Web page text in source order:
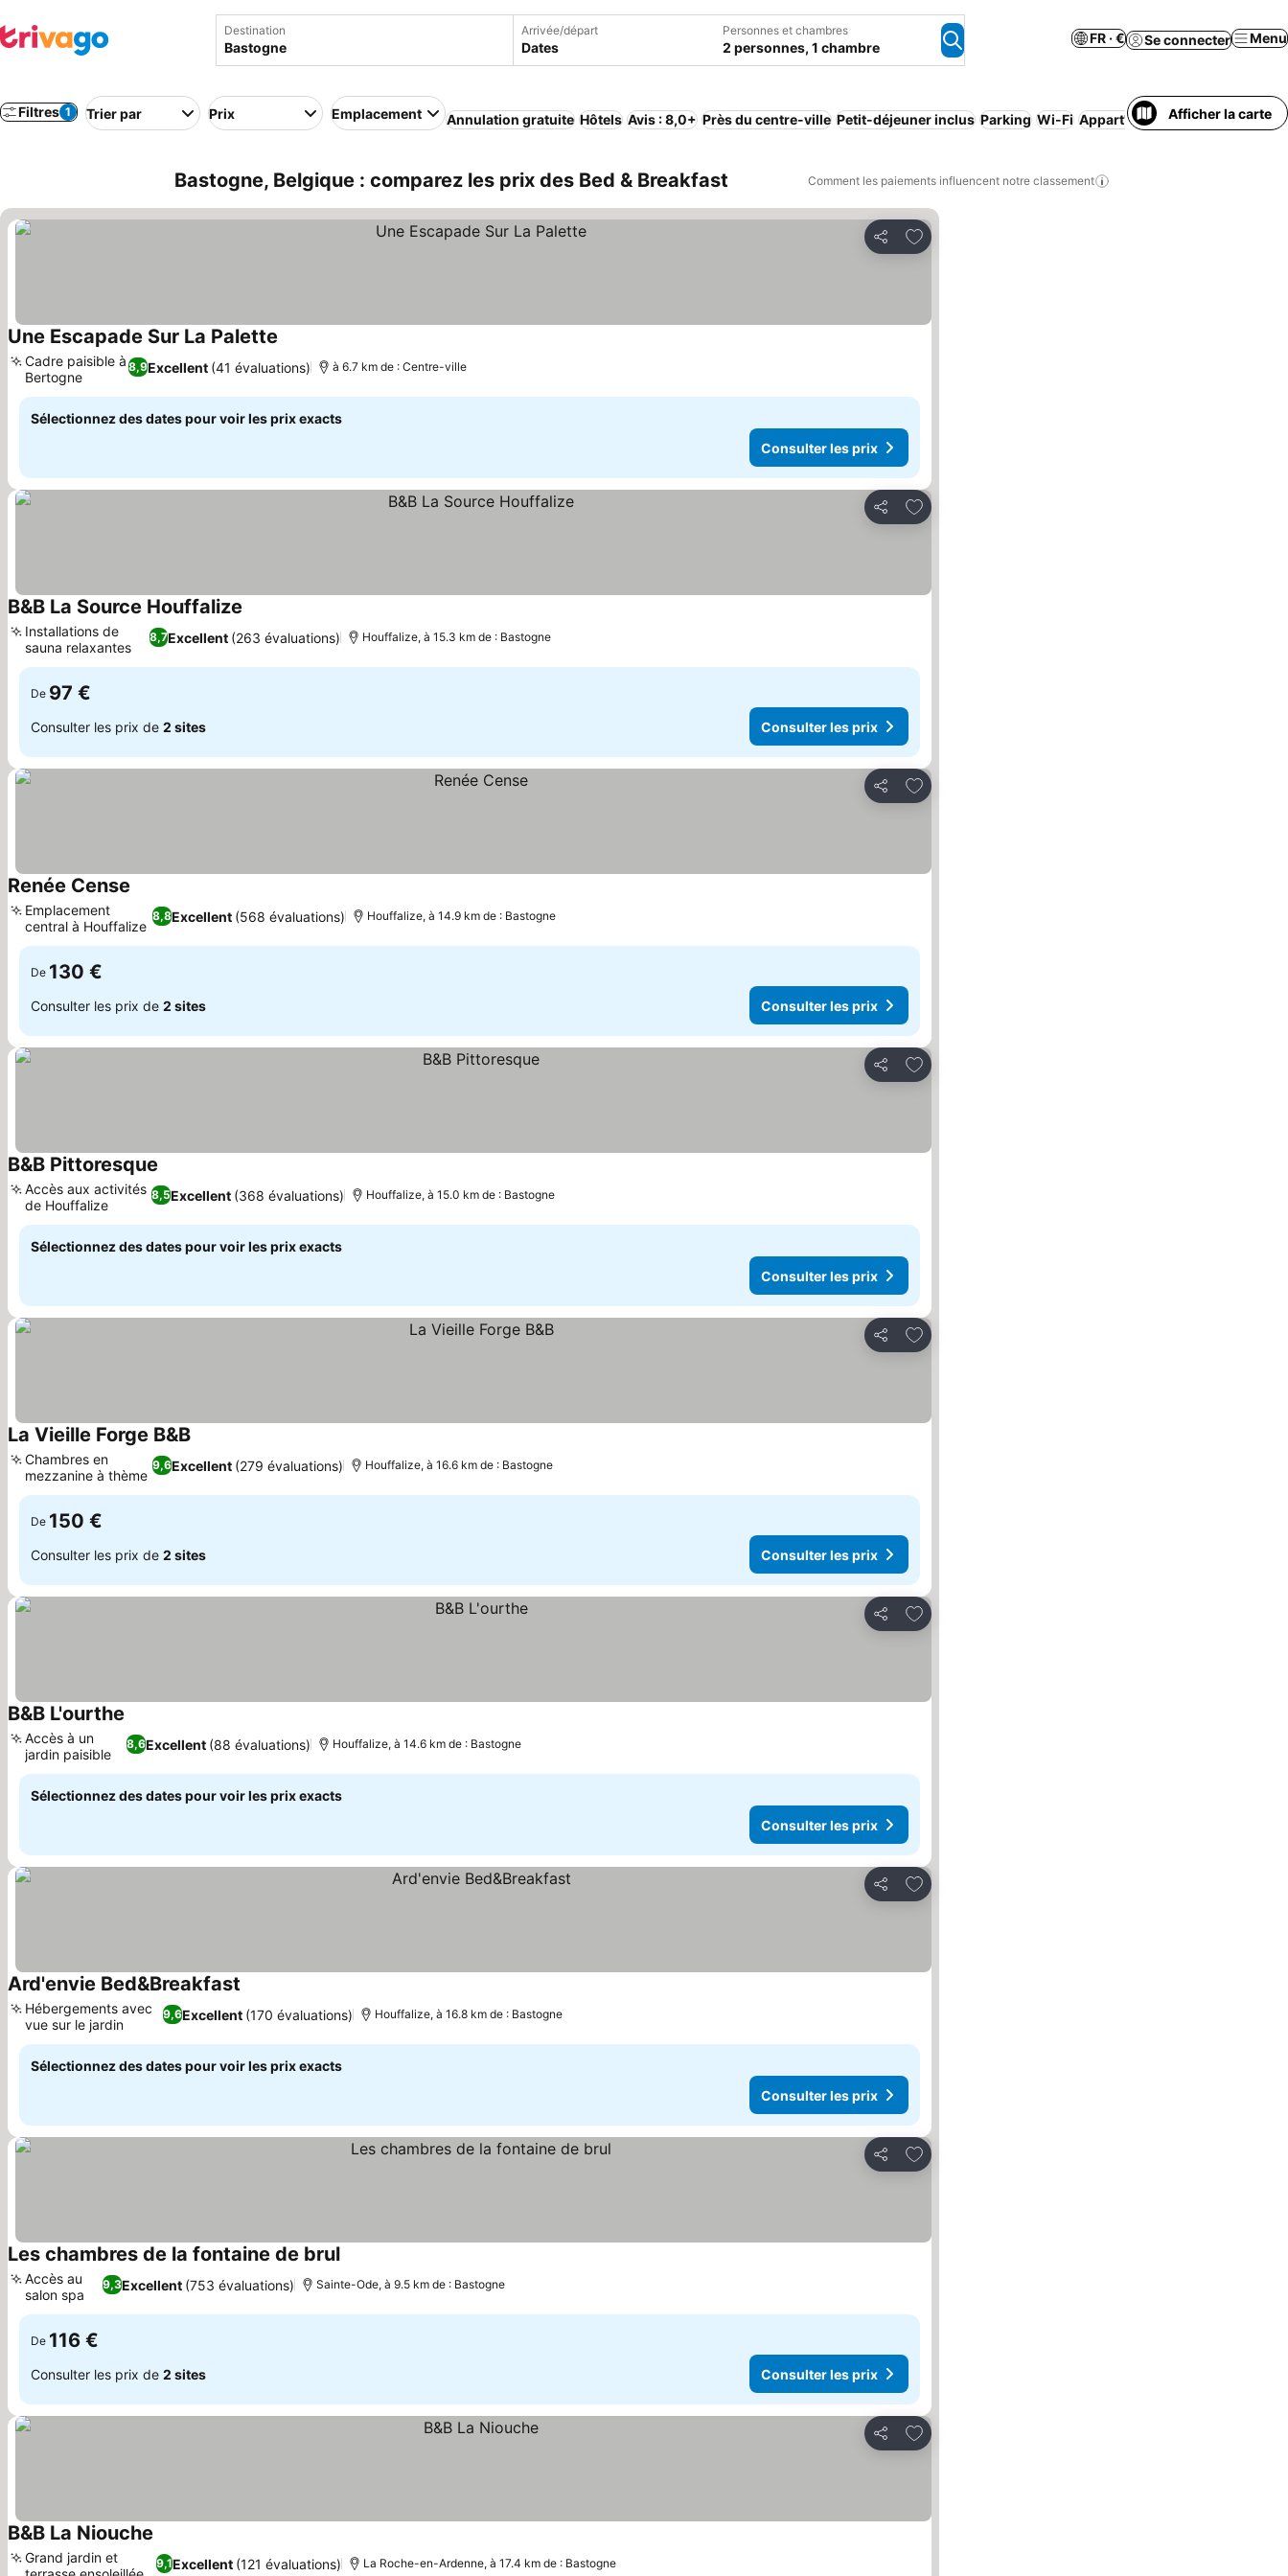
Destination Arrivée/départ
Dates
Personnes et chambres
2 personnes, 1 chambre
FR · € Se connecter Menu
Filtres 1 Trier par Prix Emplacement Annulation gratuite Hôtels Avis : 8,0+ Près du centre-ville Petit-déjeuner inclus Parking Wi-Fi Appart'hôtel Piscine Resort
Afficher la carte
Bastogne, Belgique : comparez les prix des Bed & Breakfast Comment les paiements influencent notre classement
Partager
Ajouter à mes favoris
Une Escapade Sur La Palette
8,9Excellent (41 évaluations)
Cadre paisible à
Bertogne
à 6.7 km de : Centre-ville
Sélectionnez des dates pour voir les prix exacts
Consulter les prix
Partager
Ajouter à mes favoris
B&B La Source Houffalize
8,7Excellent (263 évaluations)
Installations de
sauna relaxantes
Houffalize, à 15.3 km de : Bastogne
De 97 €
Consulter les prix de 2 sites Consulter les prix
Partager
Ajouter à mes favoris
Renée Cense
8,8Excellent (568 évaluations)
Emplacement
central à Houffalize
Houffalize, à 14.9 km de : Bastogne
De 130 €
Consulter les prix de 2 sites Consulter les prix
Partager
Ajouter à mes favoris
B&B Pittoresque
8,5Excellent (368 évaluations)
Accès aux activités
de Houffalize
Houffalize, à 15.0 km de : Bastogne
Sélectionnez des dates pour voir les prix exacts
Consulter les prix
Partager
Ajouter à mes favoris
La Vieille Forge B&B
9,6Excellent (279 évaluations)
Chambres en
mezzanine à thème
Houffalize, à 16.6 km de : Bastogne
De 150 €
Consulter les prix de 2 sites Consulter les prix
Partager
Ajouter à mes favoris
B&B L'ourthe
8,6Excellent (88 évaluations)
Accès à un
jardin paisible
Houffalize, à 14.6 km de : Bastogne
Sélectionnez des dates pour voir les prix exacts
Consulter les prix
Partager
Ajouter à mes favoris
Ard'envie Bed&Breakfast
9,6Excellent (170 évaluations)
Hébergements avec
vue sur le jardin
Houffalize, à 16.8 km de : Bastogne
Sélectionnez des dates pour voir les prix exacts
Consulter les prix
Partager
Ajouter à mes favoris
Les chambres de la fontaine de brul
9,3Excellent (753 évaluations)
Accès au
salon spa
Sainte-Ode, à 9.5 km de : Bastogne
De 116 €
Consulter les prix de 2 sites Consulter les prix
Partager
Ajouter à mes favoris
B&B La Niouche
9,1Excellent (121 évaluations)
Grand jardin et
La Roche-en-Ardenne, à 17.4 km de : Bastogne